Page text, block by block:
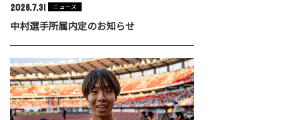
2026.7.31 ニュース
中村選手所属内定のお知らせ